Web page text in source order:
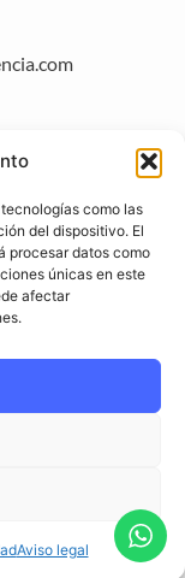
como las
del dispositivo. El
procesar datos como
únicas en este
afectar
Aviso legal